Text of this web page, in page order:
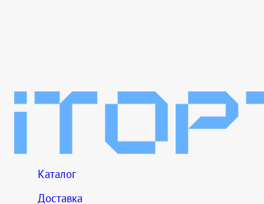
Каталог
Доставка